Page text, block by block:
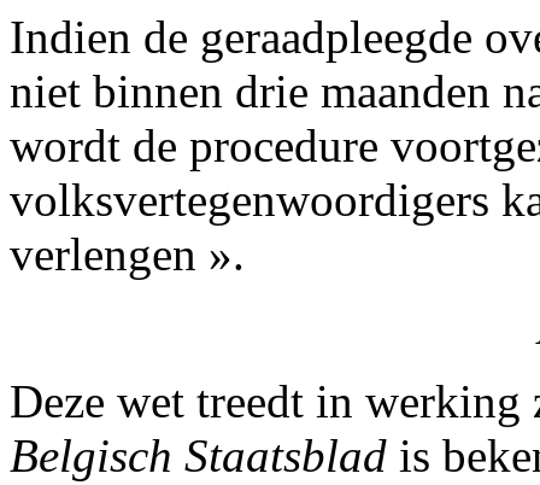
Indien de geraadpleegde
niet binnen drie maanden
wordt de procedure
volksvertegenwoordigers
verlengen ».
Deze wet treedt in werking
Belgisch Staatsblad is